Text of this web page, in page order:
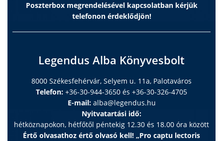
Poszterbox megrendelésével kapcsolatban kérjük
telefonon érdeklődjön!
Legendus Alba Könyvesbolt
8000 Székesfehérvár, Selyem u. 11a, Palotaváros
Telefon: +36-30-944-3650 és +36-30-326-4705
E-mail: alba@legendus.hu
Nyitvatartási idő:
hétköznapokon, hétfőtől péntekig 12.30 és 18.00 óra között
Értő olvasathoz értő olvasó kell! „Pro captu lectoris